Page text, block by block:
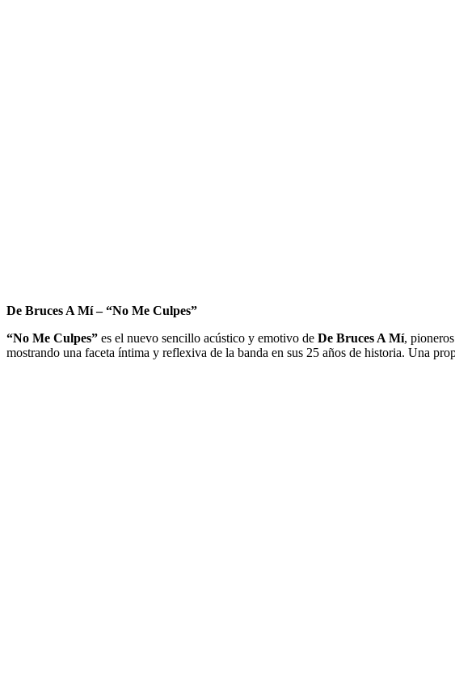
De Bruces A Mí – “No Me Culpes”
“No Me Culpes” es el nuevo sencillo acústico y emotivo de De Bruces A Mí,
mostrando una faceta íntima y reflexiva de la banda en sus 25 años de historia. Una